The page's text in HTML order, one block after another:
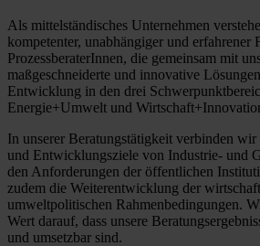
Als mittelständisches Unternehmen
kompetenter, unabhängiger und erfahrener
ProzessberaterInnen, die gemeinsam mit
maßgeschneiderte und innovative
Entwicklung in den drei
Energie+Umwelt und
In unserer Beratungstätigkeit verbinden
und Entwicklungsziele von Industrie- und
den Anforderungen der öffentlichen
zudem die Weiterentwicklung der
umweltpolitischen Rahmenbedingungen.
Wert darauf, dass unsere
und umsetzbar sind.